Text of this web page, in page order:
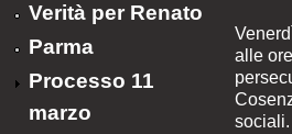
Verità per Renato
Parma
Processo 11
marzo
alle